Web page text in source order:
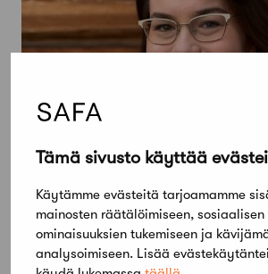
Tämä sivusto käyttää
Käytämme evästeitä tarjoamamme
mainosten räätälöimiseen,
ominaisuuksien tukemiseen ja
analysoimiseen. Lisää